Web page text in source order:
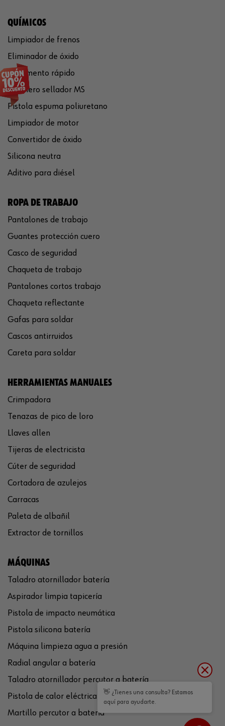
QUÍMICOS
Limpiador de frenos
Eliminador de óxido
Pegamento rápido
Polímero sellador MS
Pistola espuma poliuretano
Limpiador de motor
Convertidor de óxido
Silicona neutra
Aditivo para diésel
ROPA DE TRABAJO
Pantalones de trabajo
Guantes protección cuero
Casco de seguridad
Chaqueta de trabajo
Pantalones cortos trabajo
Chaqueta reflectante
Gafas para soldar
Cascos antirruidos
Careta para soldar
HERRAMIENTAS MANUALES
Crimpadora
Tenazas de pico de loro
Llaves allen
Tijeras de electricista
Cúter de seguridad
Cortadora de azulejos
Carracas
Paleta de albañil
Extractor de tornillos
MÁQUINAS
Taladro atornillador batería
Aspirador limpia tapicería
Pistola de impacto neumática
Pistola silicona batería
Máquina limpieza agua a presión
Radial angular a batería
Taladro atornillador percutor a batería
Pistola de calor eléctrica
Martillo percutor a batería
👋 ¿Tienes una consulta? Estamos
aquí para ayudarte.